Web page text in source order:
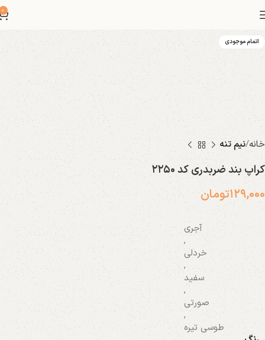
0
اتمام موجودی
خانه نیم تنه
کراپ بند ضربدری کد ۲۲۵۰
۱۲۹,۰۰۰تومان
آجری
,
خردلی
,
سفید
,
صورتی
,
طوسی تیره